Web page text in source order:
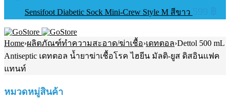
Sensifoot Diabetic Sock Mini-Crew Style M สีขาว
Home›ผลิตภัณฑ์ทําความสะอาด/ฆ่าเชื้อ›เดทตอล›Dettol 500 mL
Antiseptic เดทตอล น้ำยาฆ่าเชื้อโรค ไฮยีน มัลติ-ยูส ดิสอินแฟค
แทนท์
หมวดหมู่สินค้า